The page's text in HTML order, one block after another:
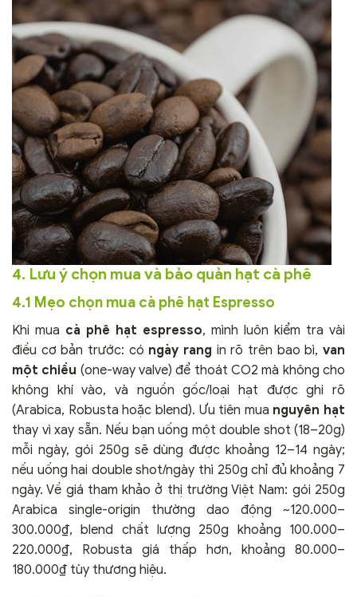
4. Lưu ý chọn mua và bảo quản hạt cà phê
4.1 Mẹo chọn mua cà phê hạt Espresso
Khi mua cà phê hạt espresso, mình luôn kiểm tra vài
điều cơ bản trước: có ngày rang in rõ trên bao bì,van
một chiều (one-way valve) để thoát CO2 mà không cho
không khí vào, và nguồn gốc/loại hạt được ghi rõ
(Arabica, Robusta hoặc blend). Ưu tiên mua nguyên hạt
thay vì xay sẵn. Nếu bạn uống một double shot (18–20g)
mỗi ngày, gói 250g sẽ dùng được khoảng 12–14 ngày;
nếu uống hai double shot/ngày thì 250g chỉ đủ khoảng 7
ngày. Về giá tham khảo ở thị trường Việt Nam: gói 250g
Arabica single-origin thường dao động ~120.000–
300.000₫, blend chất lượng 250g khoảng 100.000–
220.000₫, Robusta giá thấp hơn, khoảng 80.000–
180.000₫ tùy thương hiệu.